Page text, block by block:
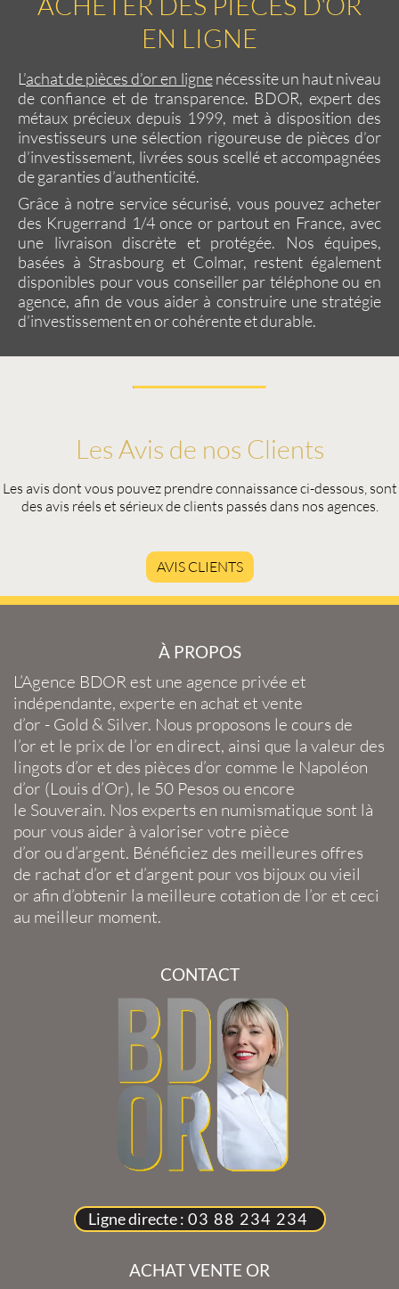
EN LIGNE
L’achat de pièces d’or en lignenécessite un haut niveau
de confiance et de transparence. BDOR, expert des
métaux précieux depuis 1999, met à disposition des
investisseurs une sélection rigoureuse de pièces d’or
d’investissement, livrées sous scellé et accompagnées
de garanties d’authenticité.
Grâce à notre service sécurisé, vous pouvez acheter
des Krugerrand 1/4 once orpartout en France, avec
une livraison discrète et protégée. Nos équipes,
basées à Strasbourg et Colmar, restent également
disponibles pour vous conseiller par téléphone ou en
agence, afin de vous aider à construire une stratégie
d’investissement en or cohérente et durable.
Les Avis de nos Clients
Les avis dont vous pouvez prendre connaissance ci-dessous, sont
des avis réels et sérieux de clients passés dans nos agences.
AVIS CLIENTS
À PROPOS
L’Agence BDOR est une agence privée et
indépendante, experte en achat et vente
d’or - Gold & Silver. Nous proposons le cours de
l’or et le prix de l’or en direct, ainsi que la valeur des
lingots d’or et des pièces d’or comme le Napoléon
d’or (Louis d’Or), le 50 Pesos ou encore
le Souverain. Nos experts en numismatique sont là
pour vous aider à valoriser votre pièce
d’or ou d’argent. Bénéficiez des meilleures offres
de rachat d’or et d’argent pour vos bijoux ou vieil
or afin d’obtenir la meilleure cotation de l’or et ceci
au meilleur moment.
CONTACT
Ligne directe : 03 88 234 234
ACHAT VENTE OR